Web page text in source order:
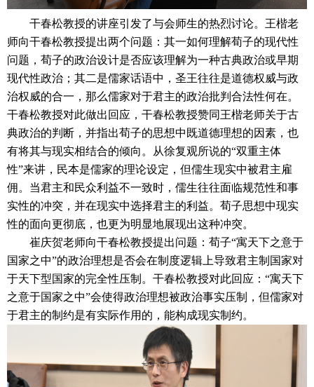
干春松教授的讲座引发了与会师生的热烈讨论。王楷老
师向干春松教授提出两个问题：其一如何理解荀子的现代性
问题，荀子的政治设计是否应该理解为一种古典政治或早期
现代性政治；其二是儒家话语中，圣王往往是道德权威与政
治权威的合一，那么儒家对于君主的政治批判合法性何在。
干春松教授对此做出回应，干春松教授赞同王楷老师关于古
典政治的判断，并指出荀子的思想中既道德理想的因素，也
有将其与现实相结合的倾向。从徐复观所说的“双重主体
性”来讲，民本是儒家的理论设定，但儒生现实中被君主雇
佣。当君主和民众利益不一致时，儒生往往面临规范性和事
实性的冲突，并在现实中选择君主的利益。荀子思想中现实
性的面向更彻底，也更为明显地展现出这种冲突。
崔庆贺老师向干春松教授提出问题：荀子“寓天下之意于
国家之中”的政治理想是否会在制度逻辑上导致君主制国家对
于天下型国家的完全性压制。干春松教授对此回应：“寓天下
之意于国家之中”会使得政治理想被政治事实压制，但儒家对
于君主的制约是有实际作用的，能构成现实制约。